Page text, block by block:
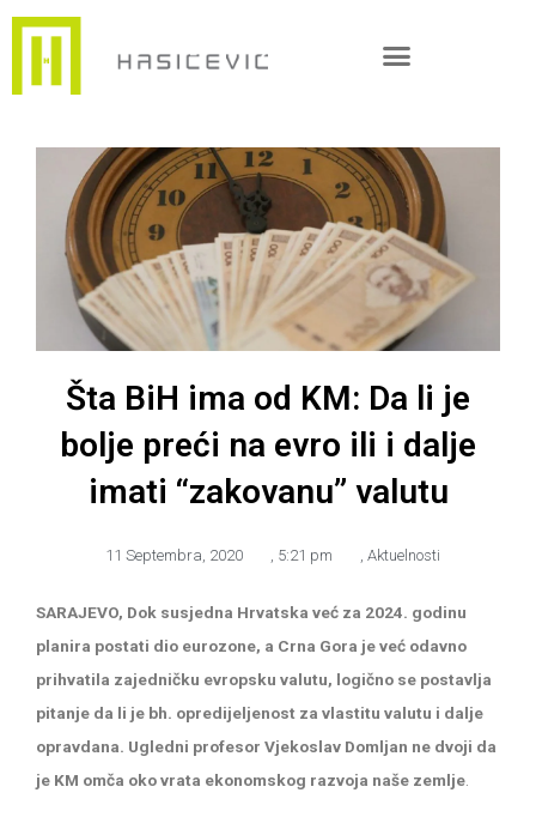
content
Šta BiH ima od KM: Da li je
bolje preći na evro ili i dalje
imati “zakovanu” valutu
11 Septembra, 2020 , 5:21 pm , Aktuelnosti
SARAJEVO, Dok susjedna Hrvatska već za 2024. godinu
planira postati dio eurozone, a Crna Gora je već odavno
prihvatila zajedničku evropsku valutu, logično se postavlja
pitanje da li je bh. opredijeljenost za vlastitu valutu i dalje
opravdana. Ugledni profesor Vjekoslav Domljan ne dvoji da
je KM omča oko vrata ekonomskog razvoja naše zemlje.